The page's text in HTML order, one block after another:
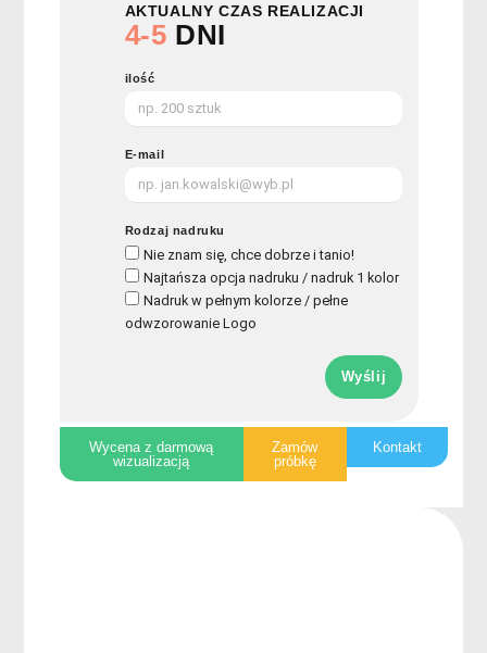
AKTUALNY CZAS REALIZACJI
4-5 DNI
ilość
E-mail
Rodzaj nadruku
Nie znam się, chce dobrze i tanio!
Najtańsza opcja nadruku / nadruk 1 kolor
Nadruk w pełnym kolorze / pełne
odwzorowanie Logo
Wyślij
Wycena z darmową
wizualizacją
Zamów
próbkę
Kontakt